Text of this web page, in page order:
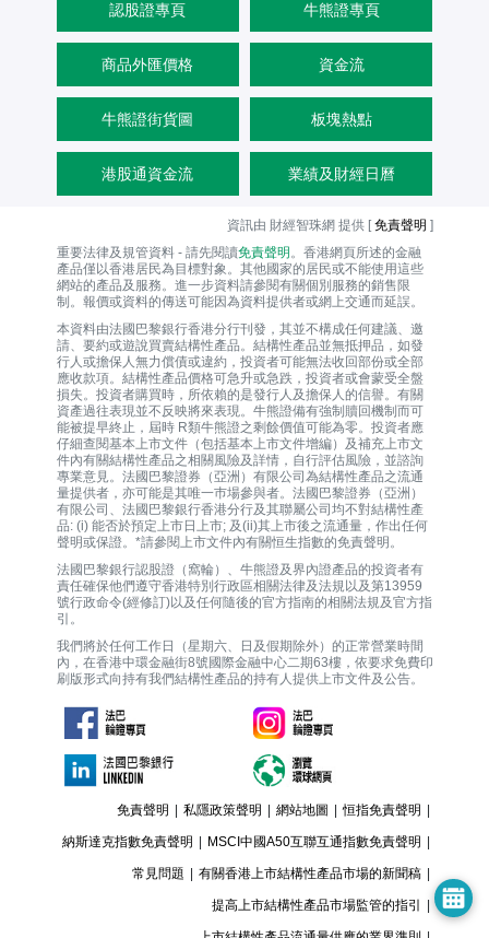
認股證專頁 牛熊證專頁
商品外匯價格 資金流
牛熊證街貨圖 板塊熱點
港股通資金流 業績及財經日曆
資訊由 財經智珠網 提供 [免責聲明 ]
重要法律及規管資料 - 請先閱讀免責聲明 。香港網頁所述的金融
產品僅以香港居民為目標對象。其他國家的居民或不能使用這些
網站的產品及服務。進一步資料請參閱有關個別服務的銷售限
制。報價或資料的傳送可能因為資料提供者或網上交通而延誤。
本資料由法國巴黎銀行香港分行刊發，其並不構成任何建議、邀
請、要約或遊說買賣結構性產品。結構性產品並無抵押品，如發
行人或擔保人無力償債或違約，投資者可能無法收回部份或全部
應收款項。結構性產品價格可急升或急跌，投資者或會蒙受全盤
損失。投資者購買時，所依賴的是發行人及擔保人的信譽。有關
資產過往表現並不反映將來表現。牛熊證備有強制贖回機制而可
能被提早終止，屆時 R類牛熊證之剩餘價值可能為零。投資者應
仔細查閱基本上市文件（包括基本上市文件增編）及補充上市文
件內有關結構性產品之相關風險及詳情，自行評估風險，並諮詢
專業意見。法國巴黎證券（亞洲）有限公司為結構性產品之流通
量提供者，亦可能是其唯一巿場參與者。法國巴黎證券（亞洲）
有限公司、法國巴黎銀行香港分行及其聯屬公司均不對結構性產
品: (i) 能否於預定上市日上市; 及(ii)其上市後之流通量，作出任何
聲明或保證。*請參閱上市文件內有關恒生指數的免責聲明。
法國巴黎銀行認股證（窩輪）、牛熊證及界內證產品的投資者有
責任確保他們遵守香港特別行政區相關法律及法規以及第13959
號行政命令(經修訂)以及任何隨後的官方指南的相關法規及官方指
引。
我們將於任何工作日（星期六、日及假期除外）的正常營業時間
內，在香港中環金融街8號國際金融中心二期63樓，依要求免費印
刷版形式向持有我們結構性產品的持有人提供上市文件及公告。
免責聲明 私隱政策聲明 網站地圖 恒指免責聲明
納斯達克指數免責聲明 MSCI中國A50互聯互通指數免責聲明
常見問題 有關香港上市結構性產品市場的新聞稿
提高上市結構性產品市場監管的指引